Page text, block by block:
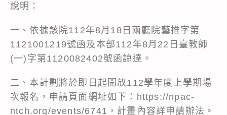
說明：
一、依據該院112年8月18日兩廳院藝推字第
1121001219號函及本部112年8月22日臺教師
(一)字第1120082402號函諒達。
二、本計劃將於即日起開放112學年度上學期場
次報名，申請頁面網址如下：https://npac-
ntch.org/events/6741，計畫內容詳申請辦法。